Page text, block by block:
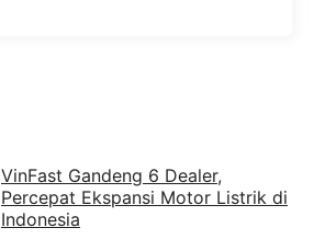
VinFast Gandeng 6 Dealer,
Percepat Ekspansi Motor Listrik di
Indonesia